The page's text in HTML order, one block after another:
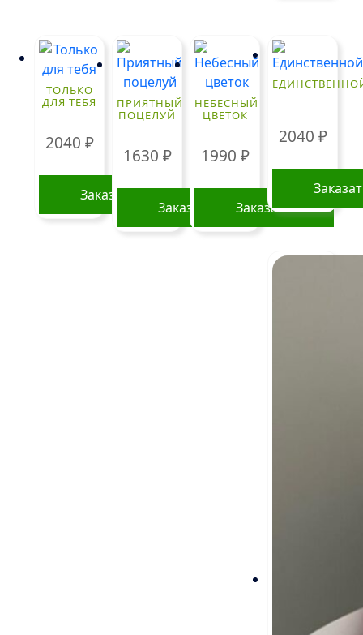
ТОЛЬКО
ДЛЯ ТЕБЯ
2040 ₽
Заказать
ПРИЯТНЫЙ
ПОЦЕЛУЙ
1630 ₽
Заказать
НЕБЕСНЫЙ
ЦВЕТОК
1990 ₽
Заказать
2040 ₽